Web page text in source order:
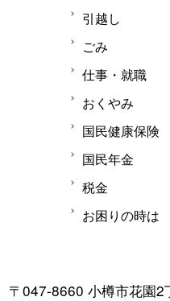
引越し
ごみ
仕事・就職
おくやみ
国民健康保険
国民年金
税金
お困りの時は
〒047-8660 小樽市花園2